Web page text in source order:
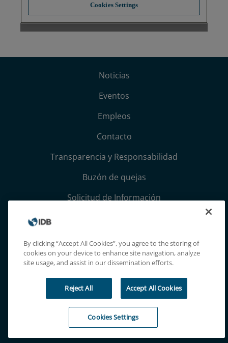
Noticias
Eventos
Empleos
Contacto
Transparencia y Responsabilidad
Buzón de quejas
Solicitud de Información
Términos, condiciones y aviso de privacidad
Extranet
By clicking “Accept All Cookies”, you agree to the storing of
cookies on your device to enhance site navigation, analyze
site usage, and assist in our dissemination efforts.
Reject All Accept All Cookies
Cookies Settings